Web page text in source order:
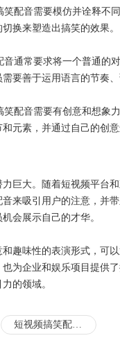
配音需要模仿并诠释不
换来塑造出搞笑的效果。
通常要求将一个普通的
要善于运用语言的节奏
配音需要有创意和想象
元素，并通过自己的创意
巨大。随着短视频平台
来吸引用户的注意，并
会展示自己的才华。
趣味性的表演形式，可
为企业和娱乐项目提供
的领域。